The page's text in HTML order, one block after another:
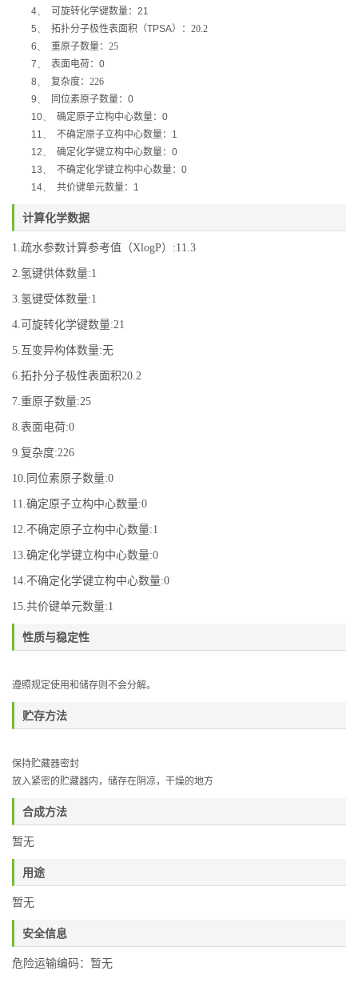
4、
可旋转化学键数量： 21
5、
拓扑分子极性表面积（TPSA）：20.2
6、
重原子数量：25
7、
表面电荷： 0
8、
复杂度：226
9、
同位素原子数量： 0
10、
确定原子立构中心数量： 0
11、
不确定原子立构中心数量： 1
12、
确定化学键立构中心数量： 0
13、
不确定化学键立构中心数量： 0
14、
共价键单元数量： 1
计算化学数据
1.疏水参数计算参考值（XlogP）:11.3
2.氢键供体数量:1
3.氢键受体数量:1
4.可旋转化学键数量:21
5.互变异构体数量:无
6.拓扑分子极性表面积20.2
7.重原子数量:25
8.表面电荷:0
9.复杂度:226
10.同位素原子数量:0
11.确定原子立构中心数量:0
12.不确定原子立构中心数量:1
13.确定化学键立构中心数量:0
14.不确定化学键立构中心数量:0
15.共价键单元数量:1
性质与稳定性
遵照规定使用和储存则不会分解。
贮存方法
保持贮藏器密封
放入紧密的贮藏器内，储存在阴凉，干燥的地方
合成方法
暂无
用途
暂无
安全信息
危险运输编码：暂无